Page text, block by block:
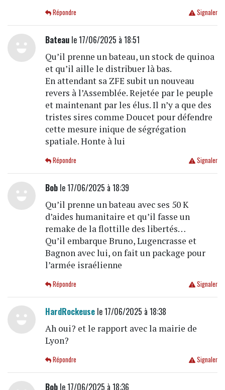
Signaler
Répondre
Bateaule 17/06/2025 à 18:51
Qu’il prenne un bateau, un stock de quinoa
et qu’il aille le distribuer là bas.
En attendant sa ZFE subit un nouveau
revers à l’Assemblée. Rejetée par le peuple
et maintenant par les élus. Il n’y a que des
tristes sires comme Doucet pour défendre
cette mesure inique de ségrégation
spatiale. Honte à lui
Signaler
Répondre
Boble 17/06/2025 à 18:39
Qu’il prenne un bateau avec ses 50 K
d’aides humanitaire et qu’il fasse un
remake de la flottille des libertés…
Qu’il embarque Bruno, Lugencrasse et
Bagnon avec lui, on fait un package pour
l’armée israélienne
Signaler
Répondre
HardRockeusele 17/06/2025 à 18:38
Ah oui? et le rapport avec la mairie de
Lyon?
Signaler
Répondre
Boble 17/06/2025 à 18:36